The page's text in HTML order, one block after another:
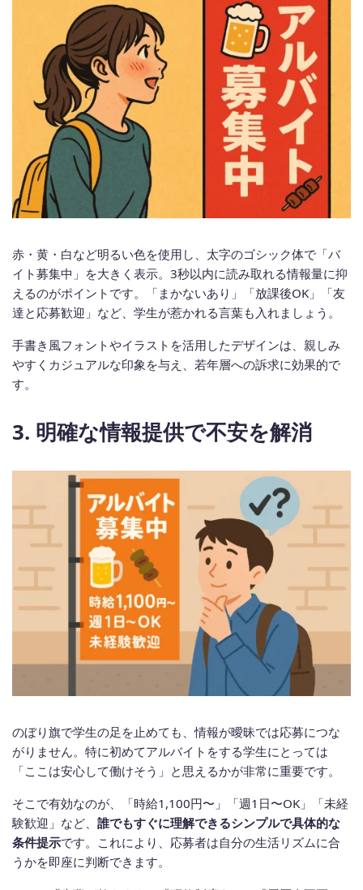
赤・黄・白など明るい色を使用し、太字のゴシック体で「バ
イト募集中」を大きく表示。3秒以内に読み取れる情報量に抑
えるのがポイントです。「まかないあり」「放課後OK」「友
達と応募歓迎」など、学生が惹かれる言葉も入れましょう。
手書き風フォントやイラストを活用したデザインは、親しみ
やすくカジュアルな印象を与え、若年層への訴求に効果的で
す。
3. 明確な情報提供で不安を解消
のぼり旗で学生の足を止めても、情報が曖昧では応募につな
がりません。特に初めてアルバイトをする学生にとっては
「ここは安心して働けそう」と思えるかが非常に重要です。
そこで有効なのが、「時給1,100円〜」「週1日〜OK」「未経
験歓迎」など、 誰でもすぐに理解できるシンプルで具体的な
条件提示です。これにより、応募者は自分の生活リズムに合
うかを即座に判断できます。